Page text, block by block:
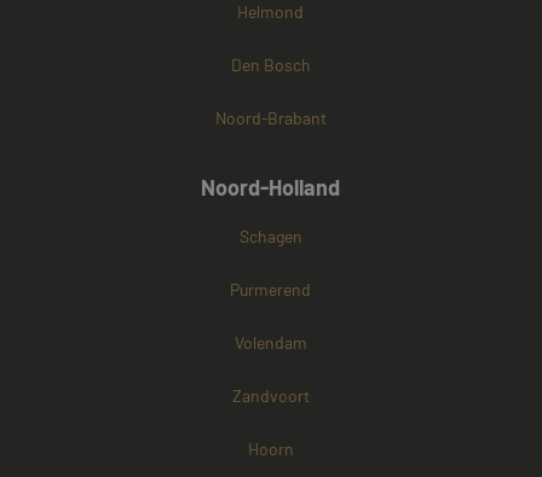
Helmond
Den Bosch
Noord-Brabant
Noord-Holland
Schagen
Purmerend
Volendam
Zandvoort
Hoorn